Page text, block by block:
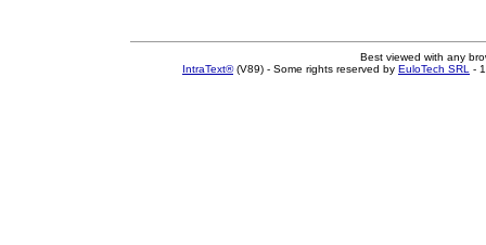
Best viewed with any
IntraText®(V89) - Some rights reserved by EuloTech SRL -